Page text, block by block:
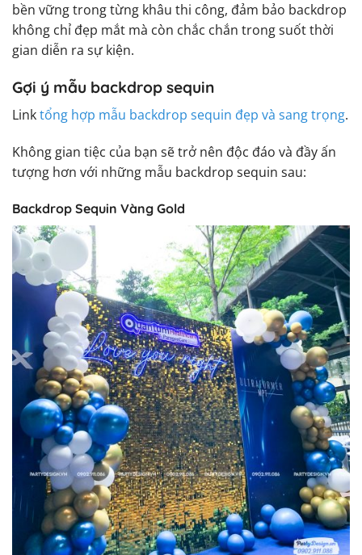
bền vững trong từng khâu thi công, đảm bảo backdrop
không chỉ đẹp mắt mà còn chắc chắn trong suốt thời
gian diễn ra sự kiện.
Gợi ý mẫu backdrop sequin
Linktổng hợp mẫu backdrop sequin đẹp và sang trọng.
Không gian tiệc của bạn sẽ trở nên độc đáo và đầy ấn
tượng hơn với những mẫu backdrop sequin sau:
Backdrop Sequin Vàng Gold